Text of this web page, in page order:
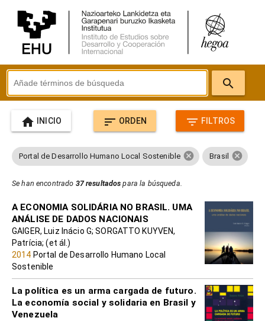
search
home INICIO sort ORDEN filter_list FILTROS
Portal de Desarrollo Humano Local Sostenible cancel Brasil cancel
Se han encontrado 37 resultados para la búsqueda.
A ECONOMIA SOLIDÁRIA NO BRASIL. UMA
ANÁLISE DE DADOS NACIONAIS
GAIGER, Luiz Inácio G; SORGATTO KUYVEN,
Patrícia; (et ál.)
2014 Portal de Desarrollo Humano Local
Sostenible
La política es un arma cargada de futuro.
La economía social y solidaria en Brasil y
Venezuela